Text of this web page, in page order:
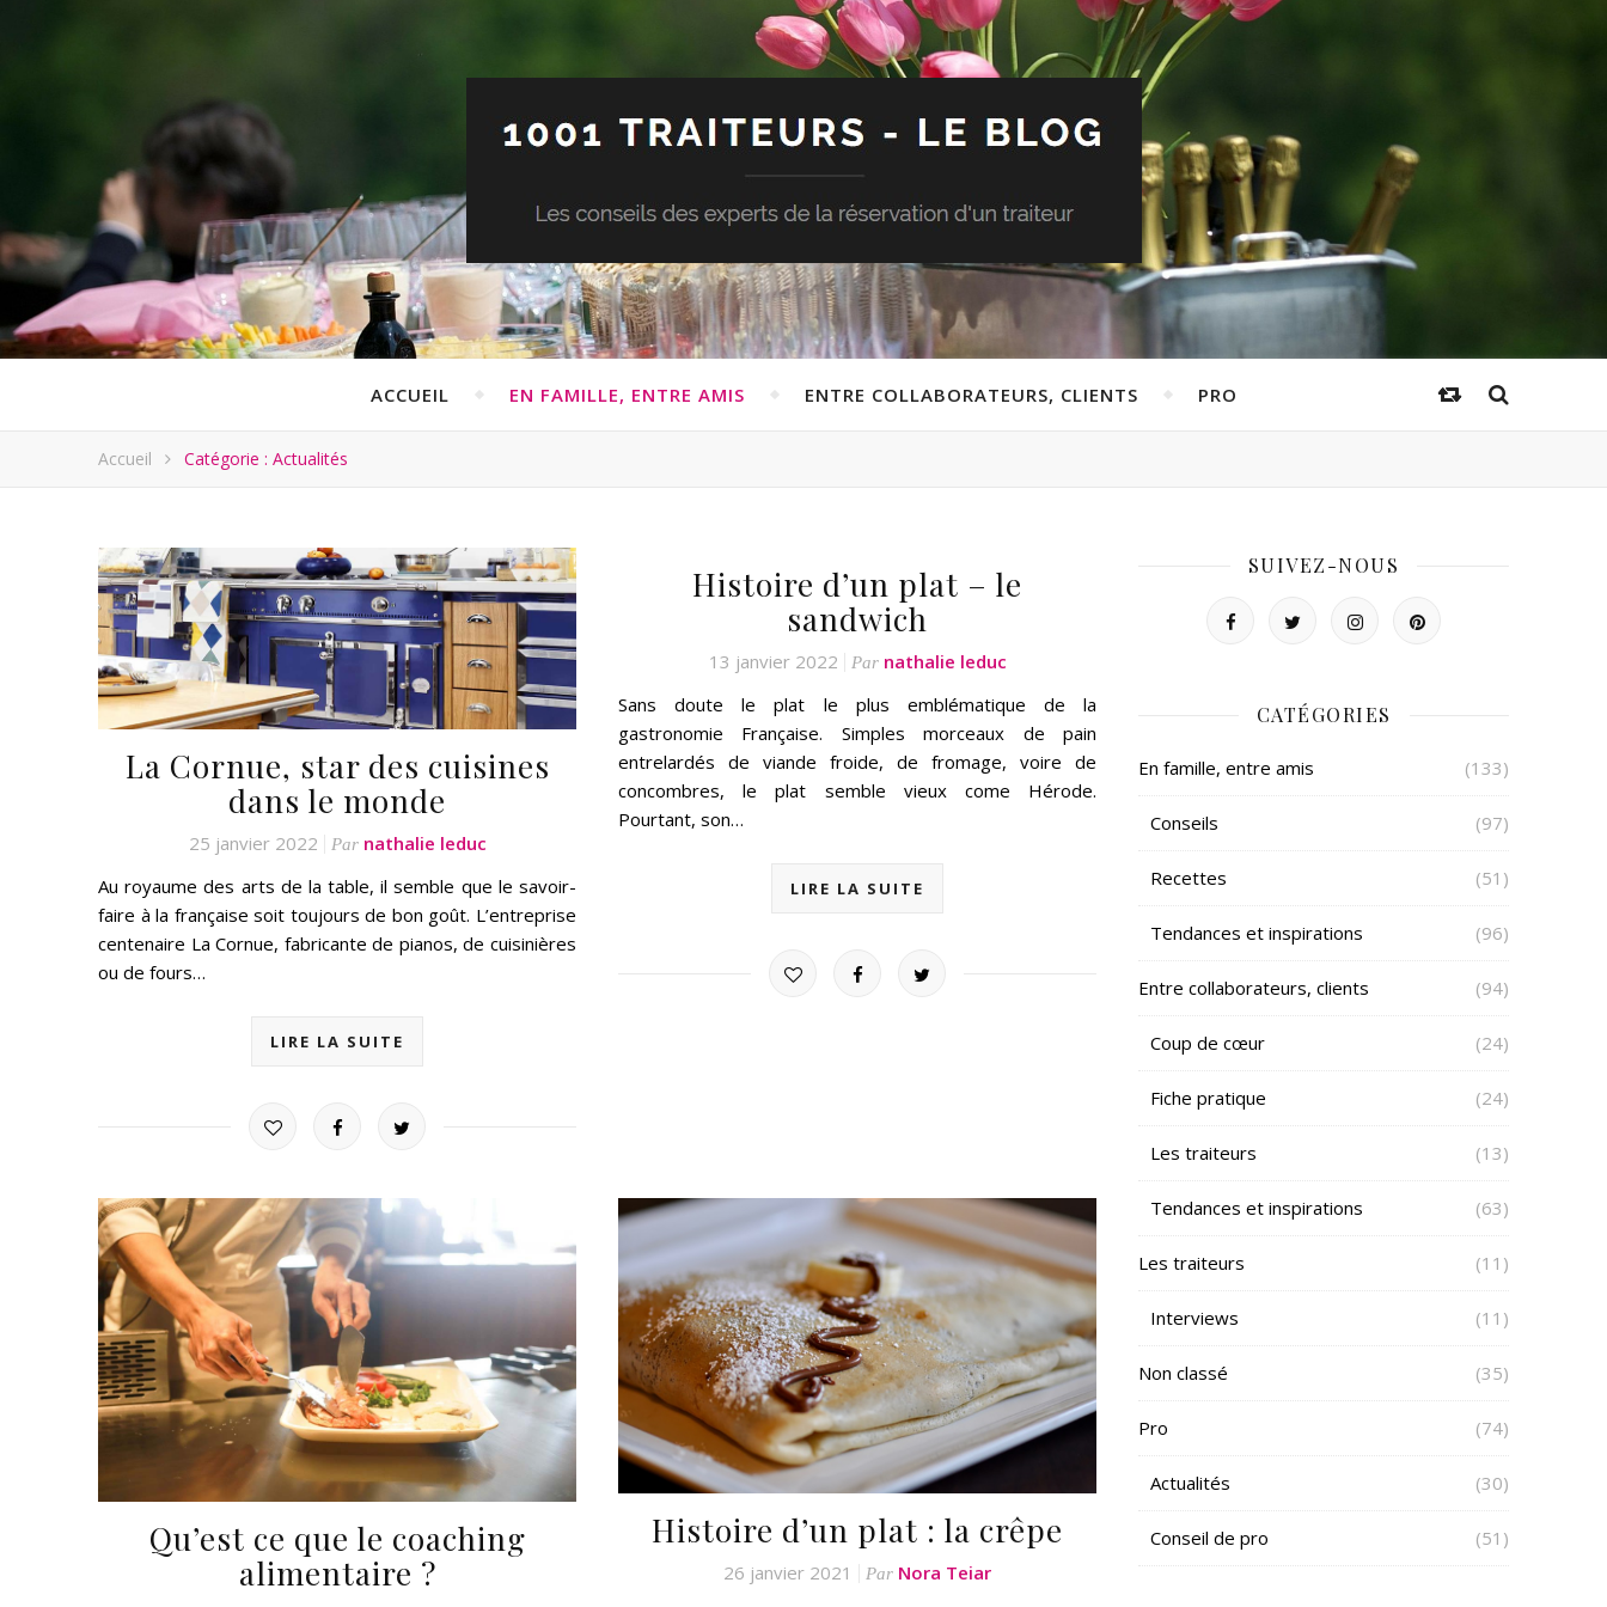
ACCUEIL EN FAMILLE, ENTRE AMIS ENTRE COLLABORATEURS, CLIENTS PRO
Accueil Catégorie : Actualités
La Cornue, star des cuisines
dans le monde
25 janvier 2022 Par nathalie leduc
Au royaume des arts de la table, il semble que le savoir-
faire à la française soit toujours de bon goût. L’entreprise
centenaire La Cornue, fabricante de pianos, de cuisinières
ou de fours…
LIRE LA SUITE
Histoire d’un plat – le
sandwich
13 janvier 2022 Par nathalie leduc
Sans doute le plat le plus emblématique de la
gastronomie Française. Simples morceaux de pain
entrelardés de viande froide, de fromage, voire de
concombres, le plat semble vieux come Hérode.
Pourtant, son…
LIRE LA SUITE
Qu’est ce que le coaching
alimentaire ?
Histoire d’un plat : la crêpe
26 janvier 2021 Par Nora Teiar
SUIVEZ-NOUS
CATÉGORIES
En famille, entre amis (133)
Conseils (97)
Recettes (51)
Tendances et inspirations (96)
Entre collaborateurs, clients (94)
Coup de cœur (24)
Fiche pratique (24)
Les traiteurs (13)
Tendances et inspirations (63)
Les traiteurs (11)
Interviews (11)
Non classé (35)
Pro (74)
Actualités (30)
Conseil de pro (51)